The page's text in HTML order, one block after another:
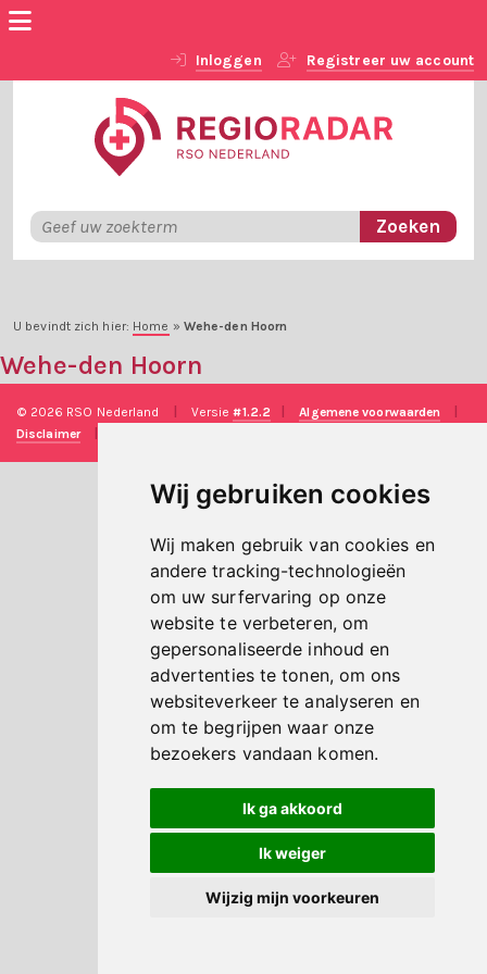
Wij gebruiken cookies
Wij maken gebruik van cookies en
andere tracking-technologieën
om uw surfervaring op onze
website te verbeteren, om
gepersonaliseerde inhoud en
advertenties te tonen, om ons
websiteverkeer te analyseren en
om te begrijpen waar onze
bezoekers vandaan komen.
Ik ga akkoord
Ik weiger
Wijzig mijn voorkeuren
Inloggen Registreer uw account
U bevindt zich hier: Home » Wehe-den Hoorn
Wehe-den Hoorn
© 2026 RSO Nederland Versie#1.2.2 Algemene voorwaarden
Disclaimer